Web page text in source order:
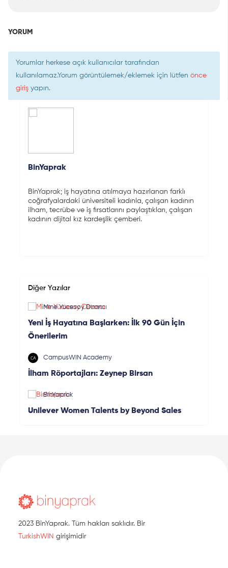
YORUM
Yorumlar herkese açık kullanıcılar tarafından
kullanılamaz.Yorum görüntülemek/eklemek için lütfen önce
giriş yapın.
BinYaprak
BinYaprak; iş hayatına atılmaya hazırlanan farklı
coğrafyalardaki üniversiteli kadınla, çalışan kadının
ilham, tecrübe ve iş fırsatlarını paylaştıkları, çalışan
kadının dijital kız kardeşlik çemberi.
Diğer Yazılar
Mine Yücesoy Dirancı
Yeni İş Hayatına Başlarken: İlk 90 Gün İçin
Önerilerim
CampusWIN Academy
İlham Röportajları: Zeynep Birsan
BinYaprak
Unilever Women Talents by Beyond Sales
2023 BinYaprak. Tüm hakları saklıdır. Bir
TurkishWIN girişimidir